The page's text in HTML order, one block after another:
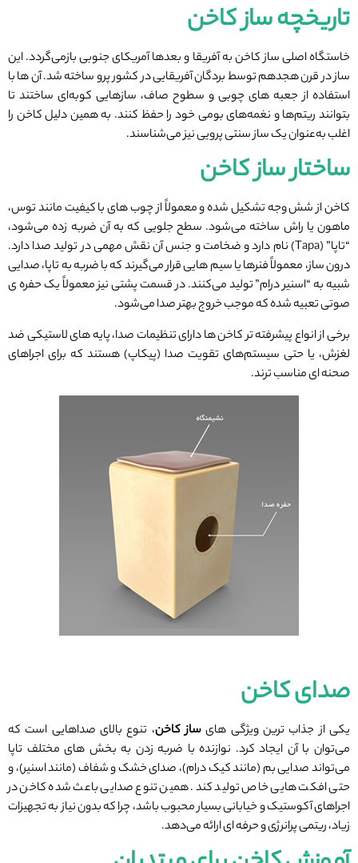
تاریخچه ساز کاخن
خاستگاه اصلی ساز کاخن به آفریقا و بعدها آمریکای جنوبی بازمی‌گردد. این
ساز در قرن هجدهم توسط بردگان آفریقایی در کشور پرو ساخته شد. آن‌ ها با
استفاده از جعبه‌ های چوبی و سطوح صاف، سازهایی کوبه‌ای ساختند تا
بتوانند ریتم‌ها و نغمه‌های بومی خود را حفظ کنند. به همین دلیل کاخن را
اغلب به‌عنوان یک ساز سنتی پرویی نیز می‌شناسند.
ساختار ساز کاخن
کاخن از شش وجه تشکیل شده و معمولاً از چوب ‌های با کیفیت مانند توس،
ماهون یا راش ساخته می‌شود. سطح جلویی که به آن ضربه زده می‌شود،
“تاپا” (Tapa) نام دارد و ضخامت و جنس آن نقش مهمی در تولید صدا دارد.
درون ساز، معمولاً فنرها یا سیم‌ هایی قرار می‌گیرند که با ضربه به تاپا، صدایی
شبیه به “اسنیر درام” تولید می‌کنند. در قسمت پشتی نیز معمولاً یک حفره ‌ی
صوتی تعبیه شده که موجب خروج بهتر صدا می‌شود.
برخی از انواع پیشرفته ‌تر کاخن ‌ها دارای تنظیمات صدا، پایه‌ های لاستیکی ضد
لغزش، یا حتی سیستم‌های تقویت صدا (پیکاپ) هستند که برای اجراهای
صحنه ‌ای مناسب ‌ترند.
صدای کاخن
یکی از جذاب ‌ترین ویژگی‌ هایساز کاخن، تنوع بالای صداهایی است که
می‌توان با آن ایجاد کرد. نوازنده با ضربه زدن به بخش ‌های مختلف تاپا
می‌تواند صدایی بم (مانند کیک درام)، صدای خشک و شفاف (مانند اسنیر)، و
حتی افکت ‌هایی خاص تولید کند. همین تنوع صدایی باعث شده کاخن در
اجراهای آکوستیک و خیابانی بسیار محبوب باشد، چرا که بدون نیاز به تجهیزات
زیاد، ریتمی پرانرژی و حرفه‌ ای ارائه می‌دهد.